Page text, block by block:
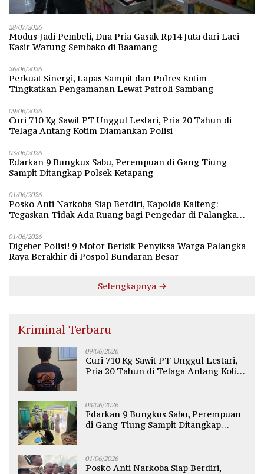
28/07/2026
Modus Jadi Pembeli, Dua Pria Gasak Rp14 Juta dari Laci
Kasir Warung Sembako di Baamang
26/06/2026
Perkuat Sinergi, Lapas Sampit dan Polres Kotim
Tingkatkan Pengamanan Lewat Patroli Sambang
09/06/2026
Curi 710 Kg Sawit PT Unggul Lestari, Pria 20 Tahun di
Telaga Antang Kotim Diamankan Polisi
03/06/2026
Edarkan 9 Bungkus Sabu, Perempuan di Gang Tiung
Sampit Ditangkap Polsek Ketapang
01/06/2026
Posko Anti Narkoba Siap Berdiri, Kapolda Kalteng:
Tegaskan Tidak Ada Ruang bagi Pengedar di Palangka
01/06/2026
Digeber Polisi! 9 Motor Berisik Penyiksa Warga Palangka
Raya Berakhir di Pospol Bundaran Besar
Selengkapnya
Kriminal Terbaru
09/06/2026
Curi 710 Kg Sawit PT Unggul Lestari,
Pria 20 Tahun di Telaga Antang Kotim
03/06/2026
Edarkan 9 Bungkus Sabu, Perempuan
di Gang Tiung Sampit Ditangkap
01/06/2026
Posko Anti Narkoba Siap Berdiri,